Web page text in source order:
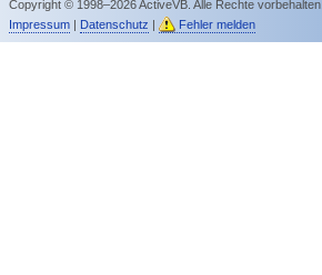
Copyright © 1998–2026 ActiveVB. Alle Rechte vorbehalten.
Impressum| Datenschutz | Fehler melden